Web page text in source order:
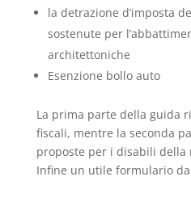
la detrazione d’imposta
sostenute per
architettoniche
Esenzione bollo auto
La prima parte della guida
fiscali, mentre la seconda
proposte per i disabili della
Infine un utile formulario